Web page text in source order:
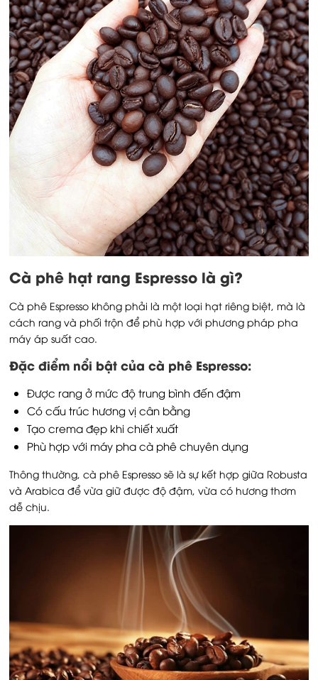
Cà phê hạt rang Espresso là gì?
Cà phê Espresso không phải là một loại hạt riêng biệt, mà là
cách rang và phối trộn để phù hợp với phương pháp pha
máy áp suất cao.
Đặc điểm nổi bật của cà phê Espresso:
Được rang ở mức độ trung bình đến đậm
Có cấu trúc hương vị cân bằng
Tạo crema đẹp khi chiết xuất
Phù hợp với máy pha cà phê chuyên dụng
Thông thường, cà phê Espresso sẽ là sự kết hợp giữa Robusta
và Arabica để vừa giữ được độ đậm, vừa có hương thơm
dễ chịu.